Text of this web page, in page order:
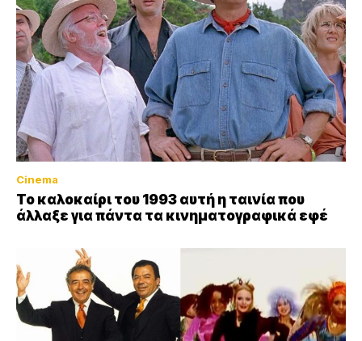
Cinema
Το καλοκαίρι του 1993 αυτή η ταινία που
άλλαξε για πάντα τα κινηματογραφικά εφέ